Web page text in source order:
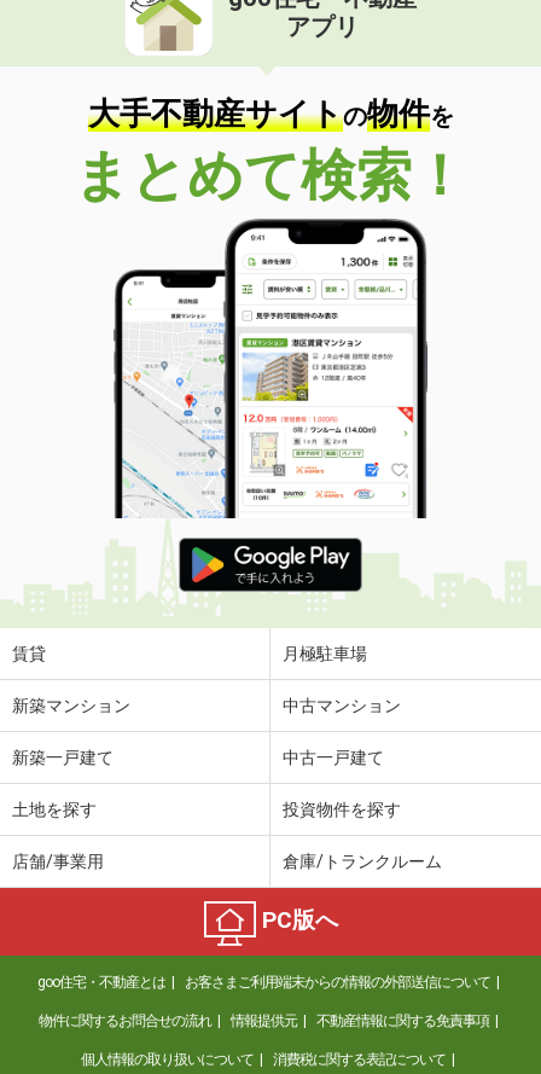
アプリ
大手不動産サイトの物件を
まとめて検索！
賃貸 月極駐車場
新築マンション 中古マンション
新築一戸建て 中古一戸建て
土地を探す 投資物件を探す
店舗/事業用 倉庫/トランクルーム
PC版へ
goo住宅・不動産とは お客さまご利用端末からの情報の外部送信について
物件に関するお問合せの流れ 情報提供元 不動産情報に関する免責事項
個人情報の取り扱いについて 消費税に関する表記について